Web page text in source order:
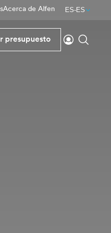
Acerca de Alfen ES-ES
presupuesto
Inicio de